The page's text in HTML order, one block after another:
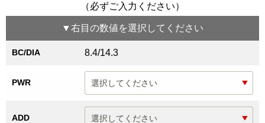
（必ずご入力ください）
▼右目 の数値を選択してください
BC/DIA 8.4/14.3
PWR
ADD